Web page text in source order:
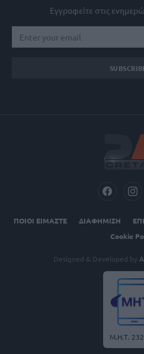
Εγγραφείτε στις
ΠΟΙΟΙ ΕΙΜΑΣΤΕ ΔΙΑΦΗΜΙΣΗ
Cookie
Designed & Developed by
Μ.Η.Τ.